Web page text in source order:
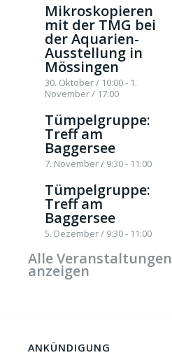
Mikroskopieren
mit der TMG bei
der Aquarien-
Ausstellung in
Mössingen
30. Oktober / 10:00- 1.
November / 17:00
Tümpelgruppe:
Treff am
Baggersee
7. November / 9:30- 11:00
Tümpelgruppe:
Treff am
Baggersee
5. Dezember / 9:30- 11:00
Alle Veranstaltungen
anzeigen
ANKÜNDIGUNG